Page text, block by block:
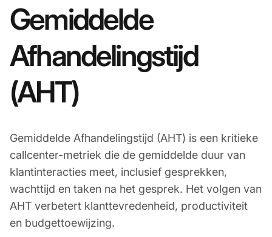
Gemiddelde
Afhandelingstijd
(AHT)
Gemiddelde Afhandelingstijd (AHT) is een kritieke
callcenter-metriek die de gemiddelde duur van
klantinteracties meet, inclusief gesprekken,
wachttijd en taken na het gesprek. Het volgen van
AHT verbetert klanttevredenheid, productiviteit
en budgettoewijzing.